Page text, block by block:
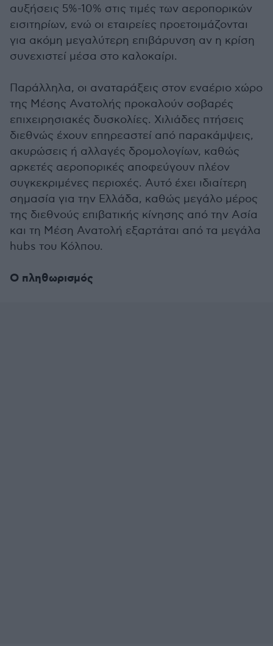
αυξήσεις 5%-10% στις τιμές των αεροπορικών
εισιτηρίων, ενώ οι εταιρείες προετοιμάζονται
για ακόμη μεγαλύτερη επιβάρυνση αν η κρίση
συνεχιστεί μέσα στο καλοκαίρι.
Παράλληλα, οι αναταράξεις στον εναέριο χώρο
της Μέσης Ανατολής προκαλούν σοβαρές
επιχειρησιακές δυσκολίες. Χιλιάδες πτήσεις
διεθνώς έχουν επηρεαστεί από παρακάμψεις,
ακυρώσεις ή αλλαγές δρομολογίων, καθώς
αρκετές αεροπορικές αποφεύγουν πλέον
συγκεκριμένες περιοχές. Αυτό έχει ιδιαίτερη
σημασία για την Ελλάδα, καθώς μεγάλο μέρος
της διεθνούς επιβατικής κίνησης από την Ασία
και τη Μέση Ανατολή εξαρτάται από τα μεγάλα
hubs του Κόλπου.
Ο πληθωρισμός